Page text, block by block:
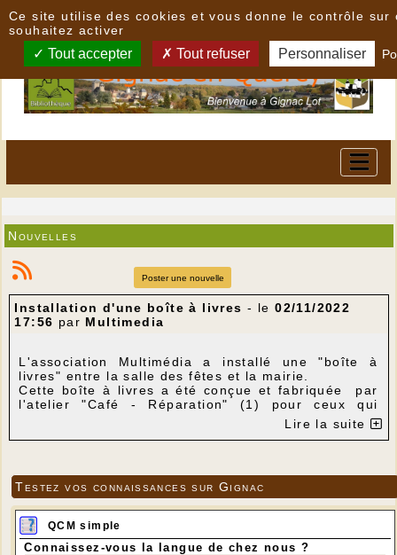
Nouvelles
Poster une nouvelle
Installation d'une boîte à livres - le02/11/2022
17:56 par Multimedia
L'association Multimédia a installé une "boîte à
livres" entre la salle des fêtes et la mairie.
Cette boîte à livres a été conçue et fabriquée par
l'atelier "Café - Réparation" (1) pour ceux qui
Vous pouvez prendre le livre qui vous intéresse et
---
Lire la suite
Testez vos connaissances sur Gignac
QCM simple
Connaissez-vous la langue de chez nous ?
Ce site utilise des cookies et vous donne le contrôle sur
souhaitez activer
Tout accepter Tout refuser Personnaliser